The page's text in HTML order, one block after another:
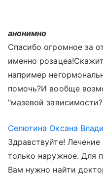
анонимно
Спасибо огромное за
именно
например
помочь?И вообще
"мазевой
Селютина Оксана
Здравствуйте!
только наружное. Для
Вам нужно найти